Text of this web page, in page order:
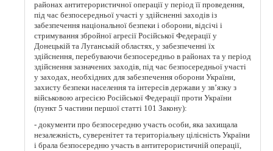
районах антитерористичної операції у період її проведення,
під час безпосередньої участі у здійсненні заходів із
забезпечення національної безпеки і оборони, відсічі і
стримування збройної агресії Російської Федерації у
Донецькій та Луганській областях, у забезпеченні їх
здійснення, перебуваючи безпосередньо в районах та у період
здійснення зазначених заходів, під час безпосередньої участі
у заходах, необхідних для забезпечення оборони України,
захисту безпеки населення та інтересів держави у зв’язку з
військовою агресією Російської Федерації проти України
(пункт 5 частини першої статті 101 Закону):
- документи про безпосередню участь особи, яка захищала
незалежність, суверенітет та територіальну цілісність України
і брала безпосередню участь в антитерористичній операції,